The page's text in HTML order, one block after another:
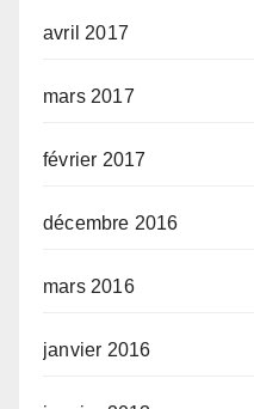
avril 2017
mars 2017
février 2017
décembre 2016
mars 2016
janvier 2016